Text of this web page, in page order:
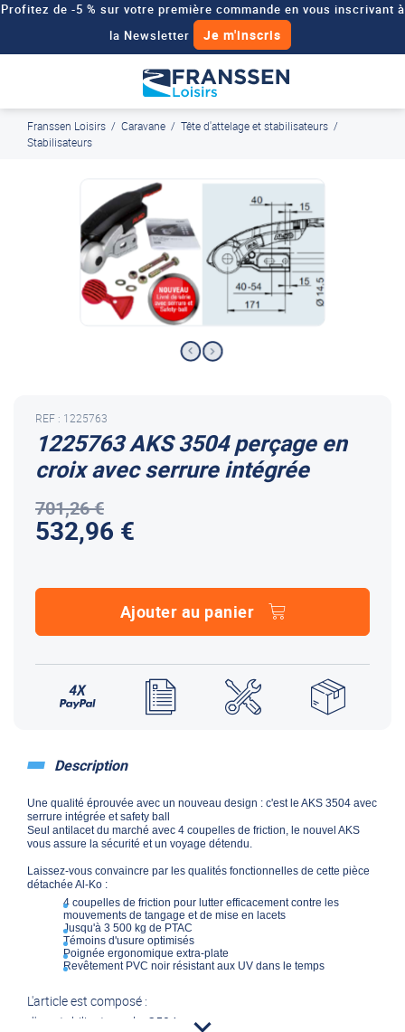
Profitez de -5 % sur votre première commande en vous inscrivant à
la Newsletter
Je m'inscris
Demander un devis
Paiement en ligne sécurisé, en 4x par Paypal J'en profite
Franssen Loisirs / Caravane / Tête d'attelage et stabilisateurs /
Stabilisateurs
1225763 AKS 3504 perçage en
croix avec serrure intégrée
REF : 1225763
701,26 €
532,96 €
Ajouter au panier
Description
Une qualité éprouvée avec un nouveau design : c'est le AKS 3504 avec
serrure intégrée et safety ball
Seul antilacet du marché avec 4 coupelles de friction, le nouvel AKS
vous assure la sécurité et un voyage détendu.
Laissez-vous convaincre par les qualités fonctionnelles de cette pièce
détachée Al-Ko :
4 coupelles de friction pour lutter efficacement contre les
mouvements de tangage et de mise en lacets
Jusqu'à 3 500 kg de PTAC
Témoins d'usure optimisés
Poignée ergonomique extra-plate
Revêtement PVC noir résistant aux UV dans le temps
L'article est composé :
d'un stabilisateur aks 3504